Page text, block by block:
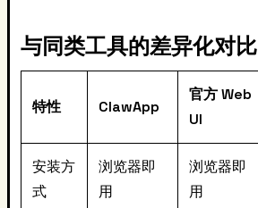
与同类工具的差异化对比
特性 ClawApp
官方 Web
UI
安装方
式
浏览器即
用
浏览器即
用